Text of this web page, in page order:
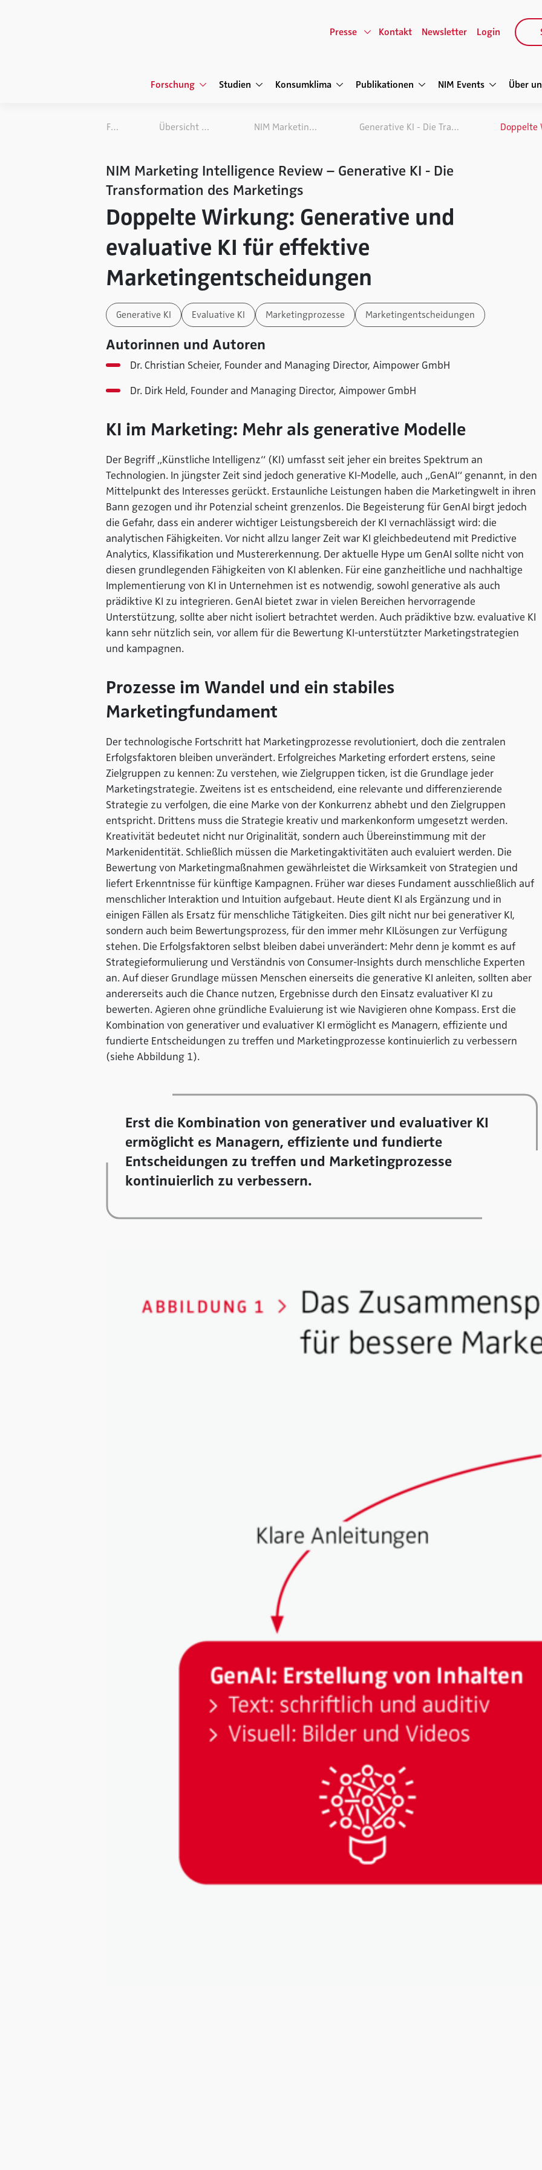
Forschung Studien Konsumklima Publikationen NIM Events Über
Presse Kontakt Newsletter Login
Forschung Übersicht Forschungsprojekte NIM Marketing Intelligence Review Generative KI - Die Transformation des Marketings
NIM Marketing Intelligence Review – Generative KI - Die
Transformation des Marketings
Doppelte Wirkung: Generative und
evaluative KI für effektive
Marketingentscheidungen
Generative KI Evaluative KI Marketingprozesse Marketingentscheidungen
Autorinnen und Autoren
Dr. Christian Scheier, Founder and Managing Director, Aimpower GmbH
Dr. Dirk Held, Founder and Managing Director, Aimpower GmbH
KI im Marketing: Mehr als generative Modelle
Der Begriff „Künstliche Intelligenz“ (KI) umfasst seit jeher ein breites Spektrum an
Technologien. In jüngster Zeit sind jedoch generative KI-Modelle, auch „GenAI“ genannt, in den
Mittelpunkt des Interesses gerückt. Erstaunliche Leistungen haben die Marketingwelt in ihren
Bann gezogen und ihr Potenzial scheint grenzenlos. Die Begeisterung für GenAI birgt jedoch
die Gefahr, dass ein anderer wichtiger Leistungsbereich der KI vernachlässigt wird: die
analytischen Fähigkeiten. Vor nicht allzu langer Zeit war KI gleichbedeutend mit Predictive
Analytics, Klassifikation und Mustererkennung. Der aktuelle Hype um GenAI sollte nicht von
diesen grundlegenden Fähigkeiten von KI ablenken. Für eine ganzheitliche und nachhaltige
Implementierung von KI in Unternehmen ist es notwendig, sowohl generative als auch
prädiktive KI zu integrieren. GenAI bietet zwar in vielen Bereichen hervorragende
Unterstützung, sollte aber nicht isoliert betrachtet werden. Auch prädiktive bzw. evaluative KI
kann sehr nützlich sein, vor allem für die Bewertung KI-unterstützter Marketingstrategien
und kampagnen.
Prozesse im Wandel und ein stabiles
Marketingfundament
Der technologische Fortschritt hat Marketingprozesse revolutioniert, doch die zentralen
Erfolgsfaktoren bleiben unverändert. Erfolgreiches Marketing erfordert erstens, seine
Zielgruppen zu kennen: Zu verstehen, wie Zielgruppen ticken, ist die Grundlage jeder
Marketingstrategie. Zweitens ist es entscheidend, eine relevante und differenzierende
Strategie zu verfolgen, die eine Marke von der Konkurrenz abhebt und den Zielgruppen
entspricht. Drittens muss die Strategie kreativ und markenkonform umgesetzt werden.
Kreativität bedeutet nicht nur Originalität, sondern auch Übereinstimmung mit der
Markenidentität. Schließlich müssen die Marketingaktivitäten auch evaluiert werden. Die
Bewertung von Marketingmaßnahmen gewährleistet die Wirksamkeit von Strategien und
liefert Erkenntnisse für künftige Kampagnen. Früher war dieses Fundament ausschließlich auf
menschlicher Interaktion und Intuition aufgebaut. Heute dient KI als Ergänzung und in
einigen Fällen als Ersatz für menschliche Tätigkeiten. Dies gilt nicht nur bei generativer KI,
sondern auch beim Bewertungsprozess, für den immer mehr KILösungen zur Verfügung
stehen. Die Erfolgsfaktoren selbst bleiben dabei unverändert: Mehr denn je kommt es auf
Strategieformulierung und Verständnis von Consumer-Insights durch menschliche Experten
an. Auf dieser Grundlage müssen Menschen einerseits die generative KI anleiten, sollten aber
andererseits auch die Chance nutzen, Ergebnisse durch den Einsatz evaluativer KI zu
bewerten. Agieren ohne gründliche Evaluierung ist wie Navigieren ohne Kompass. Erst die
Kombination von generativer und evaluativer KI ermöglicht es Managern, effiziente und
fundierte Entscheidungen zu treffen und Marketingprozesse kontinuierlich zu verbessern
(siehe Abbildung 1).
Erst die Kombination von generativer und evaluativer KI
ermöglicht es Managern, effiziente und fundierte
Entscheidungen zu treffen und Marketingprozesse
kontinuierlich zu verbessern.